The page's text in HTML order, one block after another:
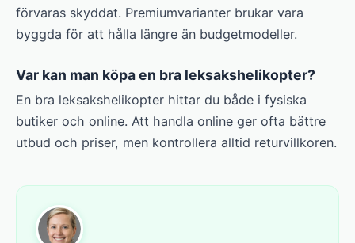
förvaras skyddat. Premium­varianter brukar vara
byggda för att hålla längre än budgetmodeller.
Var kan man köpa en bra leksakshelikopter?
En bra leksakshelikopter hittar du både i fysiska
butiker och online. Att handla online ger ofta bättre
utbud och priser, men kontrollera alltid returvillkoren.